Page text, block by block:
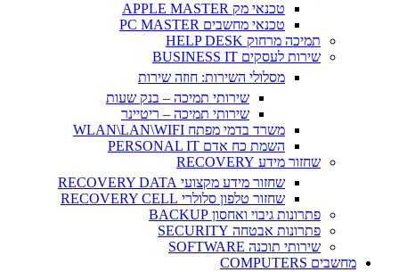
טכנאי מק APPLE MASTER
טכנאי מחשבים PC MASTER
תמיכה מרחוק HELP DESK
שירות לעסקים BUSINESS IT
מסלולי השירות: חוזה שירות
שירותי תמיכה – בנק שעות
שירותי תמיכה – ריטיינר
משרד בדמי מפתח WLAN\LAN\WIFI
השמת כח אדם PERSONAL IT
שחזור מידע RECOVERY
שחזור מידע מקצועי RECOVERY DATA
שחזור טלפון סלולרי RECOVERY CELL
פתרונות גיבוי ואחסון BACKUP
פתרונות אבטחה SECURITY
שירותי תוכנה SOFTWARE
מחשבים COMPUTERS